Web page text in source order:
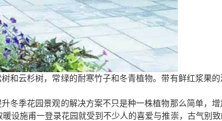
和云杉树，常绿的耐寒竹子和冬青植物。带有鲜红浆果
季花园景观的解决方案不只是种一株植物那么简单，增
设施甫一登录花园就受到不少人的喜爱与推崇，古气别